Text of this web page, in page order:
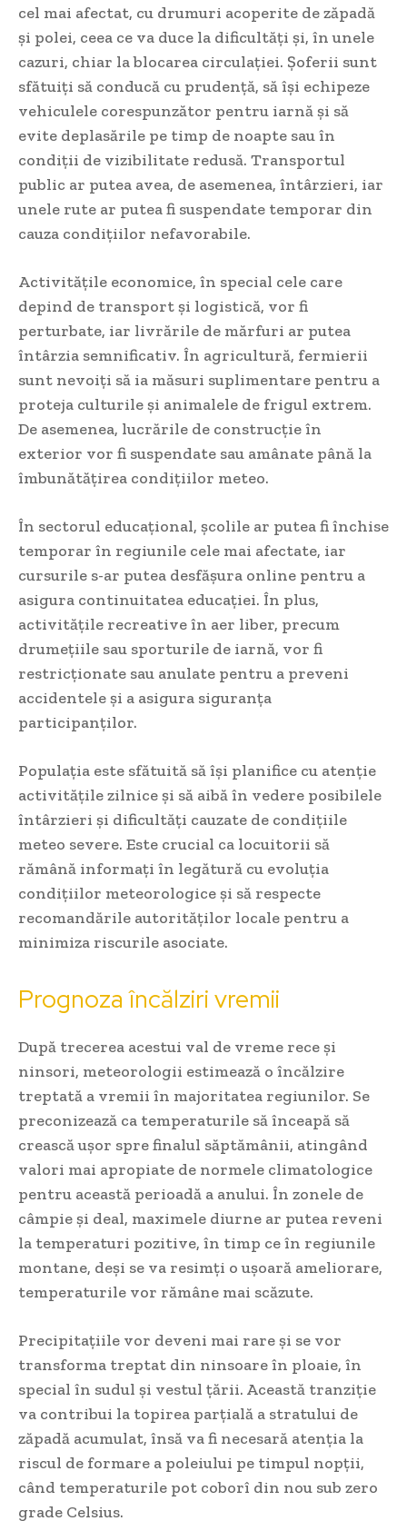
cel mai afectat, cu drumuri acoperite de zăpadă
și polei, ceea ce va duce la dificultăți și, în unele
cazuri, chiar la blocarea circulației. Șoferii sunt
sfătuiți să conducă cu prudență, să își echipeze
vehiculele corespunzător pentru iarnă și să
evite deplasările pe timp de noapte sau în
condiții de vizibilitate redusă. Transportul
public ar putea avea, de asemenea, întârzieri, iar
unele rute ar putea fi suspendate temporar din
cauza condițiilor nefavorabile.
Activitățile economice, în special cele care
depind de transport și logistică, vor fi
perturbate, iar livrările de mărfuri ar putea
întârzia semnificativ. În agricultură, fermierii
sunt nevoiți să ia măsuri suplimentare pentru a
proteja culturile și animalele de frigul extrem.
De asemenea, lucrările de construcție în
exterior vor fi suspendate sau amânate până la
îmbunătățirea condițiilor meteo.
În sectorul educațional, școlile ar putea fi închise
temporar în regiunile cele mai afectate, iar
cursurile s-ar putea desfășura online pentru a
asigura continuitatea educației. În plus,
activitățile recreative în aer liber, precum
drumețiile sau sporturile de iarnă, vor fi
restricționate sau anulate pentru a preveni
accidentele și a asigura siguranța
participanților.
Populația este sfătuită să își planifice cu atenție
activitățile zilnice și să aibă în vedere posibilele
întârzieri și dificultăți cauzate de condițiile
meteo severe. Este crucial ca locuitorii să
rămână informați în legătură cu evoluția
condițiilor meteorologice și să respecte
recomandările autorităților locale pentru a
minimiza riscurile asociate.
Prognoza încălziri vremii
După trecerea acestui val de vreme rece și
ninsori, meteorologii estimează o încălzire
treptată a vremii în majoritatea regiunilor. Se
preconizează ca temperaturile să înceapă să
crească ușor spre finalul săptămânii, atingând
valori mai apropiate de normele climatologice
pentru această perioadă a anului. În zonele de
câmpie și deal, maximele diurne ar putea reveni
la temperaturi pozitive, în timp ce în regiunile
montane, deși se va resimți o ușoară ameliorare,
temperaturile vor rămâne mai scăzute.
Precipitațiile vor deveni mai rare și se vor
transforma treptat din ninsoare în ploaie, în
special în sudul și vestul țării. Această tranziție
va contribui la topirea parțială a stratului de
zăpadă acumulat, însă va fi necesară atenția la
riscul de formare a poleiului pe timpul nopții,
când temperaturile pot coborî din nou sub zero
grade Celsius.